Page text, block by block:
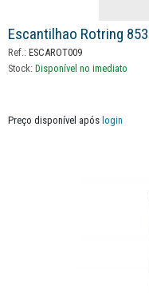
Escantilhao Rotring
Ref.: ESCAROT009
Stock: Disponível no imediato
Preço disponível após login